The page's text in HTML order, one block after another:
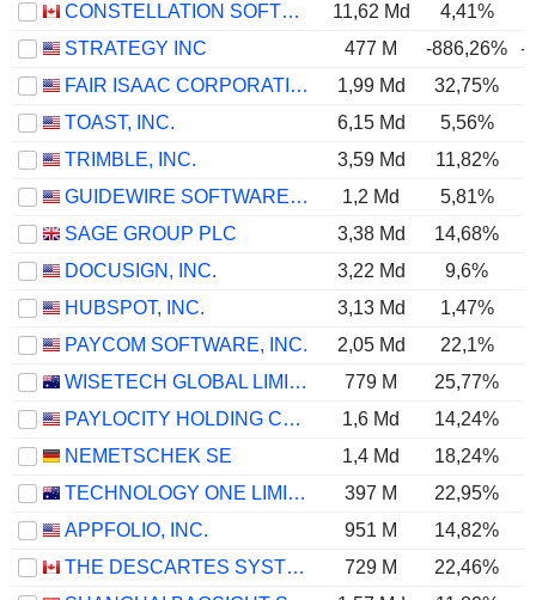
CONSTELLATION SOFTWARE INC.
11,62 Md 4,41%
STRATEGY INC
477 M -886,26%
-
FAIR ISAAC CORPORATION
1,99 Md 32,75%
TOAST, INC.
6,15 Md
5,56%
TRIMBLE, INC.
3,59 Md 11,82%
GUIDEWIRE SOFTWARE, INC.
1,2 Md 5,81%
SAGE GROUP PLC
3,38 Md 14,68%
DOCUSIGN, INC.
3,22 Md 9,6%
HUBSPOT, INC.
3,13 Md 1,47%
PAYCOM SOFTWARE, INC.
2,05 Md 22,1%
WISETECH GLOBAL LIMITED
779 M 25,77%
PAYLOCITY HOLDING CORPORATION
1,6 Md 14,24%
NEMETSCHEK SE
1,4 Md 18,24%
TECHNOLOGY ONE LIMITED
397 M 22,95%
APPFOLIO, INC.
951 M 14,82%
THE DESCARTES SYSTEMS GROUP INC.
729 M 22,46%